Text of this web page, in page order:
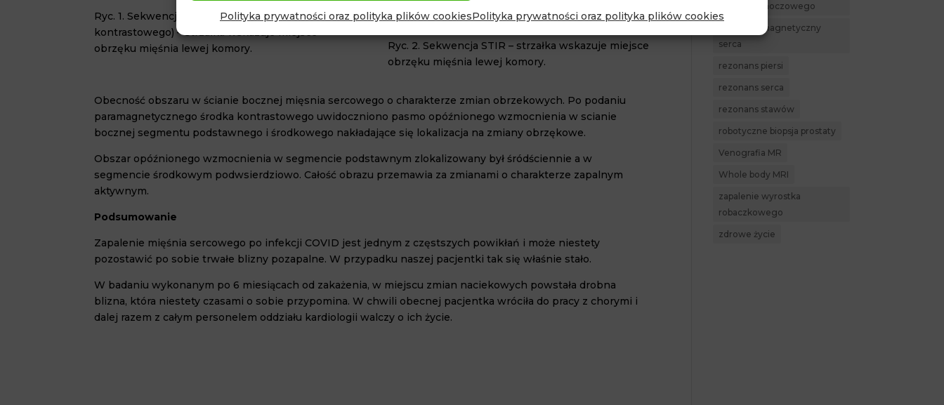
Polityka prywatności oraz polityka plików cookiesPolityka prywatności oraz polityka plików cookies
Ryc. 1. Sekwencja DE (opóźnionego wzmocnienia
kontrastowego) – strzałka wskazuje miejsce
obrzęku mięśnia lewej komory.
Ryc. 2. Sekwencja STIR – strzałka wskazuje miejsce
obrzęku mięśnia lewej komory.
Obecność obszaru w ścianie bocznej mięsnia sercowego o charakterze zmian obrzekowych. Po podaniu
paramagnetycznego środka kontrastowego uwidoczniono pasmo opóźnionego wzmocnienia w scianie
bocznej segmentu podstawnego i środkowego nakładające się lokalizacja na zmiany obrzękowe.
Obszar opóźnionego wzmocnienia w segmencie podstawnym zlokalizowany był śródściennie a w
segmencie środkowym podwsierdziowo. Całość obrazu przemawia za zmianami o charakterze zapalnym
aktywnym.
Podsumowanie
Zapalenie mięśnia sercowego po infekcji COVID jest jednym z częstszych powikłań i może niestety
pozostawić po sobie trwałe blizny pozapalne. W przypadku naszej pacjentki tak się właśnie stało.
W badaniu wykonanym po 6 miesiącach od zakażenia, w miejscu zmian naciekowych powstała drobna
blizna, która niestety czasami o sobie przypomina. W chwili obecnej pacjentka wróciła do pracy z chorymi i
dalej razem z całym personelem oddziału kardiologii walczy o ich życie.
pęcherza moczowego
rezonans magnetyczny
serca
rezonans piersi
rezonans serca
rezonans stawów
robotyczne biopsja prostaty
Venografia MR
Whole body MRI
zapalenie wyrostka
robaczkowego
zdrowe życie